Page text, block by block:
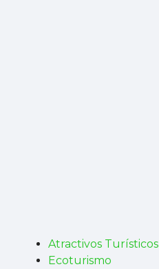
Atractivos Turísticos
Ecoturismo